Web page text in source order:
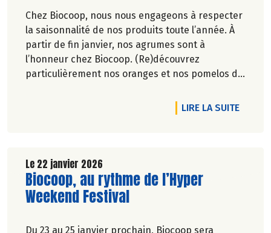
Chez Biocoop, nous nous engageons à respecter
la saisonnalité de nos produits toute l’année. À
partir de fin janvier, nos agrumes sont à
l’honneur chez Biocoop. (Re)découvrez
particulièrement nos oranges et nos pomelos de
LIRE LA SUITEDE
Le 22 janvier 2026
Lire la suite de l'article
Biocoop, au rythme de l’Hyper
Weekend Festival
Du 23 au 25 janvier prochain, Biocoop sera